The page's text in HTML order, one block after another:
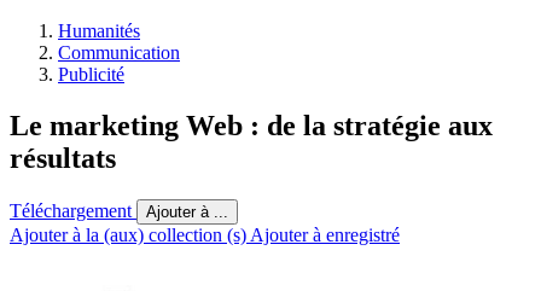
Humanités
Communication
Publicité
Le marketing Web : de la stratégie aux
résultats
Téléchargement Ajouter à ...
Ajouter à la (aux) collection (s) Ajouter à enregistré